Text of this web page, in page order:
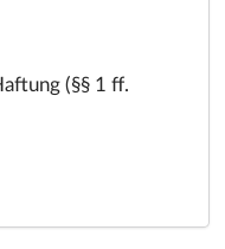
(§§ 1 ff.